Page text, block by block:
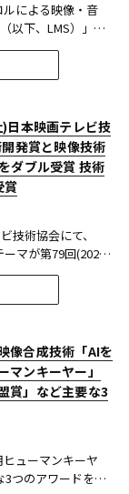
ルによる映像・音
以下、LMS）」
番組に採用され
例祭 神輿渡御』に
「ど・ろーかる」
日本映画テレビ技
発賞と映像技術
ダブル受賞 技術
賞
技術協会にて、
ーマが第79回(2025
賞 DVT(デジタルビ
。技術開発賞部門
年、放送に関連
像合成技術「AIを
マンキーヤー」
賞」など主要な3
ューマンキーヤ
つのアワードを受